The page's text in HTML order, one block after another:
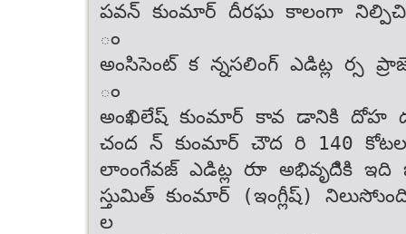
పవన్ కుంమార్ దీరఘ కాలంగా
ం
అంసిసెంట్ క న్నసలింగ్ ఎడిట్ల ర్స
ం
అంఖిలేష్ కుంమార్ కావ డానికి దోహ
చంద న్ కుంమార్ చౌద రి 140
లాంంగేవజ్ ఎడిట్ల రుా అభివృదిికి
స్తుమిత్ కుంమార్ (ఇంగ్లీష్)‌
ల